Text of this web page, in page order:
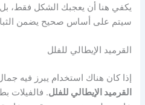
يكفي هنا أن يعجبك الشكل فقط، بل
سيتم على أساس صحيح يضمن
القرميد الإيطالي للفلل
إذا كان هناك استخدام يبرز فيه
القرميد الإيطالي للفلل. فالفيلات